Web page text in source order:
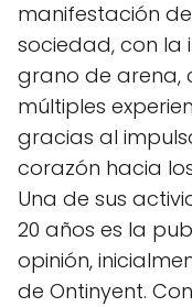
manifestación
sociedad, con la
grano de arena,
múltiples
gracias al
corazón hacia
Una de sus
20 años es la
opinión,
de Ontinyent.